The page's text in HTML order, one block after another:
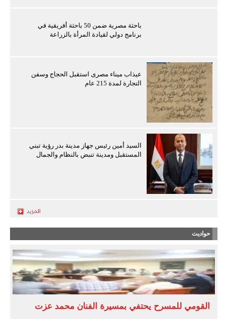
باحثة مصرية ضمن 50 باحثة أفريقية في
برنامج دولي لقيادة المرأة بالزراعة
عيذاب ميناء مصرى استقبل الحجاج وسفن
التجارة لمدة 215 عام
السيد أمين رئيس جهاز مدينة بدر رؤية تبني
المستقبل ومدينة تنبض بالنظام والجمال
حواديت
القومي للمسرح يحتفي بمسيرة الفنان محمد عزت